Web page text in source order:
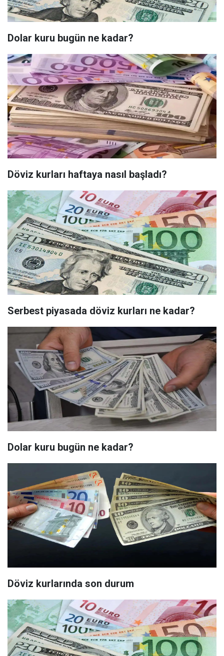
Dolar kuru bugün ne kadar?
Döviz kurları haftaya nasıl başladı?
Serbest piyasada döviz kurları ne kadar?
Dolar kuru bugün ne kadar?
Döviz kurlarında son durum